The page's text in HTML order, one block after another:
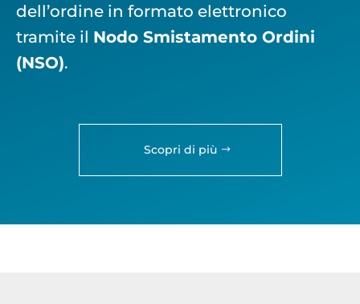
dell’ordine in formato elettronico
tramite il Nodo Smistamento Ordini
(NSO).
Scopri di più